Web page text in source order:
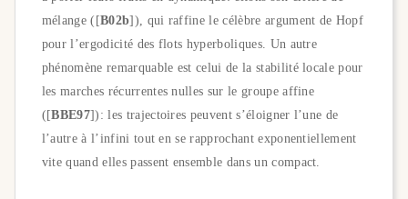
mélange ([B02b]), qui raffine le célèbre argument de Hopf
pour l’ergodicité des flots hyperboliques. Un autre
phénomène remarquable est celui de la stabilité locale pour
les marches récurrentes nulles sur le groupe affine
([BBE97]): les trajectoires peuvent s’éloigner l’une de
l’autre à l’infini tout en se rapprochant exponentiellement
vite quand elles passent ensemble dans un compact.